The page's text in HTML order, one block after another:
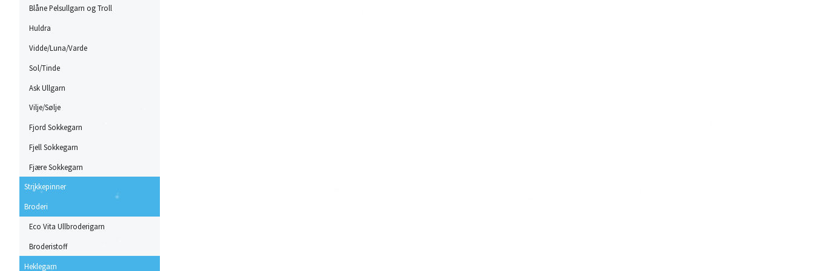
Blåne Pelsullgarn og Troll
Huldra
Vidde/Luna/Varde
Sol/Tinde
Ask Ullgarn
Vilje/Sølje
Fjord Sokkegarn
Fjell Sokkegarn
Fjære Sokkegarn
Strikkepinner
Broderi
Eco Vita Ullbroderigarn
Broderistoff
Heklegarn